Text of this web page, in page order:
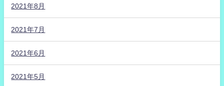
2021年8月
2021年7月
2021年6月
2021年5月